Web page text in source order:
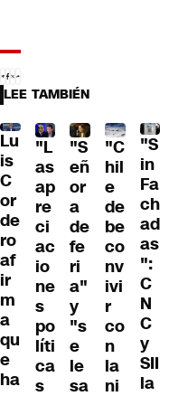
LEE TAMBIÉN
Lu
is
C
or
de
ro
af
ir
m
a
qu
e
ha
"L
as
ap
re
ci
ac
io
ne
s
po
líti
ca
s
"S
eñ
or
a
de
fe
ri
a"
y
"s
e
le
sa
"C
hil
e
de
be
co
nv
ivi
r
co
n
la
ni
"S
in
Fa
ch
ad
as
":
C
N
C
y
SII
la